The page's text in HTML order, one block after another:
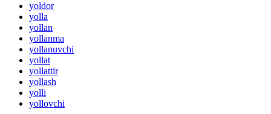
yoldor
yolla
yollan
yollanma
yollanuvchi
yollat
yollattir
yollash
yolli
yollovchi